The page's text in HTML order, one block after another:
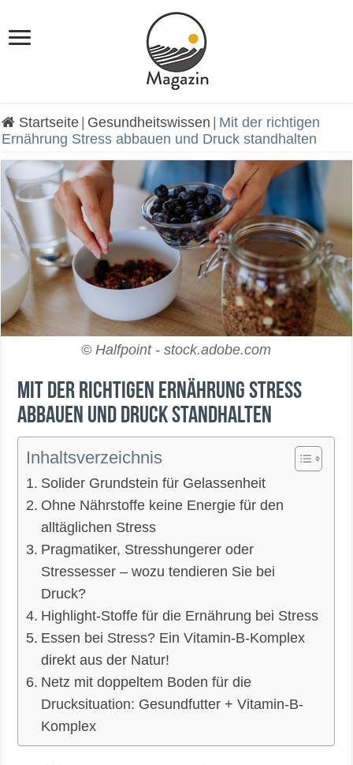
Startseite Gesundheitswissen
Mit der richtigen
Ernährung Stress abbauen und Druck standhalten
© Halfpoint - stock.adobe.com
Mit der richtigen Ernährung Stress
abbauen und Druck standhalten
Inhaltsverzeichnis
Solider Grundstein für Gelassenheit
Ohne Nährstoffe keine Energie für den
alltäglichen Stress
Pragmatiker, Stresshungerer oder
Stressesser – wozu tendieren Sie bei
Druck?
Highlight-Stoffe für die Ernährung bei Stress
Essen bei Stress? Ein Vitamin-B-Komplex
direkt aus der Natur!
Netz mit doppeltem Boden für die
Drucksituation: Gesundfutter + Vitamin-B-
Komplex